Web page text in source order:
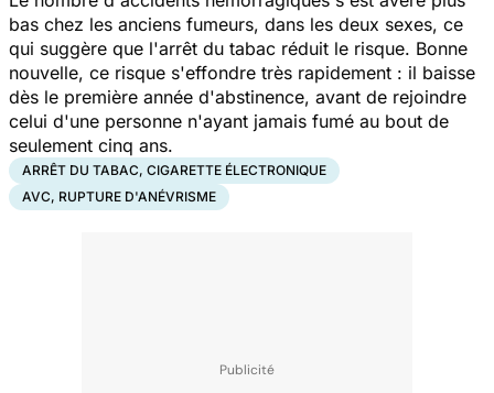
bas chez les anciens fumeurs, dans les deux sexes, ce
qui suggère que l'arrêt du tabac réduit le risque. Bonne
nouvelle, ce risque s'effondre très rapidement : il baisse
dès le première année d'abstinence, avant de rejoindre
celui d'une personne n'ayant jamais fumé au bout de
seulement cinq ans.
ARRÊT DU TABAC, CIGARETTE ÉLECTRONIQUE
AVC, RUPTURE D'ANÉVRISME